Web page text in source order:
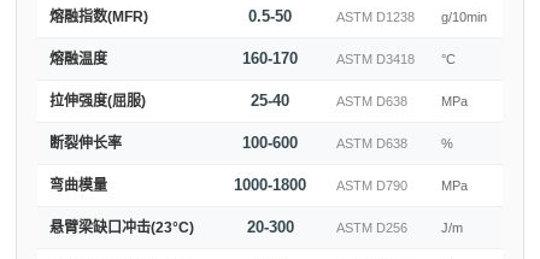
熔融指数(MFR) 0.5-50 ASTM D1238 g/10min
熔融温度 160-170 ASTM D3418 °C
拉伸强度(屈服) 25-40 ASTM D638 MPa
断裂伸长率 100-600 ASTM D638 %
弯曲模量 1000-1800 ASTM D790 MPa
悬臂梁缺口冲击(23°C) 20-300 ASTM D256 J/m